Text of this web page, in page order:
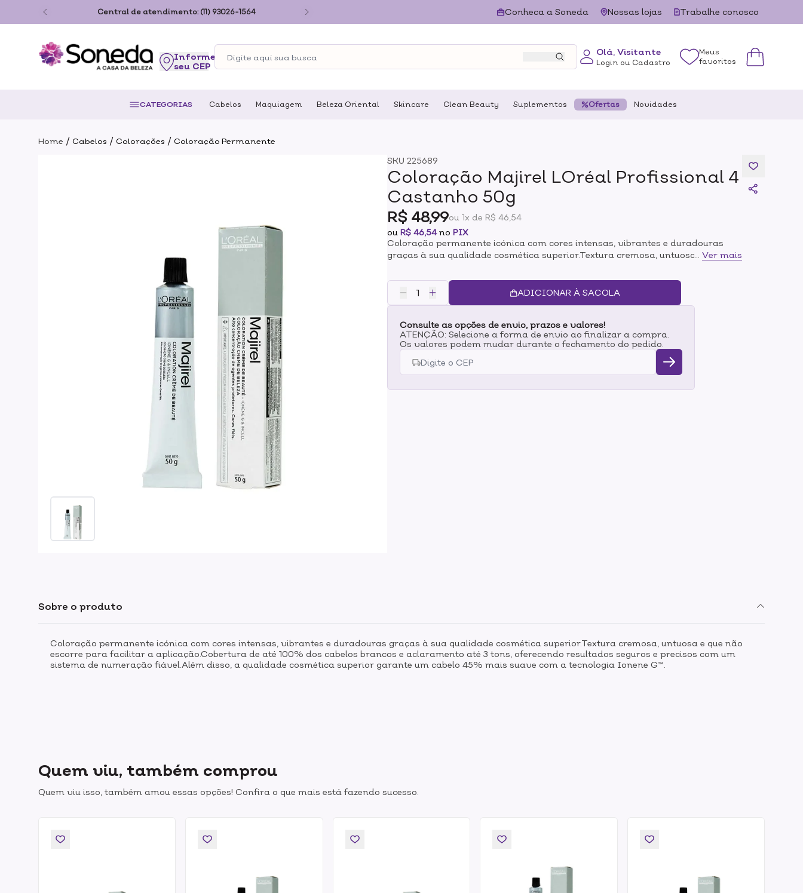
Central de atendimento: (11) 93026-1564 Conheca a Soneda Nossas lojas Trabalhe conosco
seu CEP
Olá, Visitante
Login ou Cadastro
Meus
favoritos
CATEGORIAS Cabelos Maquiagem Beleza Oriental Skincare Clean Beauty Suplementos Ofertas Novidades
Home / Cabelos / Colorações / Coloração Permanente
SKU225689
Coloração Majirel LOréal Profissional 4
Castanho 50g
R$ 48,99ou 1x de R$ 46,54
ouR$ 46,54noPIX
Coloração permanente icónica com cores intensas, vibrantes e duradouras
graças à sua qualidade cosmética superior.Textura cremosa, untuosa e que não
aclaramento até 3 tons, oferecendo resultados seguros e precisos com um
sistema de numeração fiável.Além disso, a qualidade cosmética superior
garante um cabelo 45% mais suave com a tecnologia Ionene G™.
Ver mais
ADICIONAR À SACOLA
Consulte as opções de envio, prazos e valores!
ATENÇÃO: Selecione a forma de envio ao finalizar a compra.
Os valores podem mudar durante o fechamento do pedido.
Sobre o produto
Coloração permanente icónica com cores intensas, vibrantes e duradouras graças à sua qualidade cosmética superior.Textura cremosa, untuosa e que não
escorre para facilitar a aplicação.Cobertura de até 100% dos cabelos brancos e aclaramento até 3 tons, oferecendo resultados seguros e precisos com um
sistema de numeração fiável.Além disso, a qualidade cosmética superior garante um cabelo 45% mais suave com a tecnologia Ionene G™.
Quem viu, também comprou
Quem viu isso, também amou essas opções! Confira o que mais está fazendo sucesso.